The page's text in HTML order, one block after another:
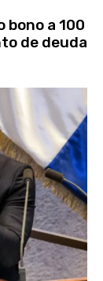
a 100
de deuda